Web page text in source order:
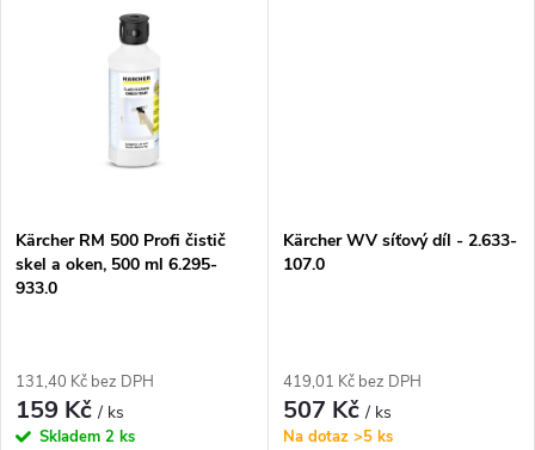
mokru a svěží citrusovou vůní
Kärcher RM 500 Profi čistič
skel a oken, 500 ml 6.295-
933.0
131,40 Kč bez DPH
159 Kč/ ks
Skladem 2 ks
Kärcher WV síťový díl - 2.633-
107.0
419,01 Kč bez DPH
507 Kč/ ks
Na dotaz >5 ks